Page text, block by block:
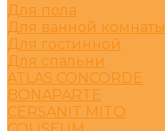
Для пола
Для ванной комнаты
Для гостинной
Для спальни
ATLAS CONCORDE
BONAPARTE
CERSANIT MITO